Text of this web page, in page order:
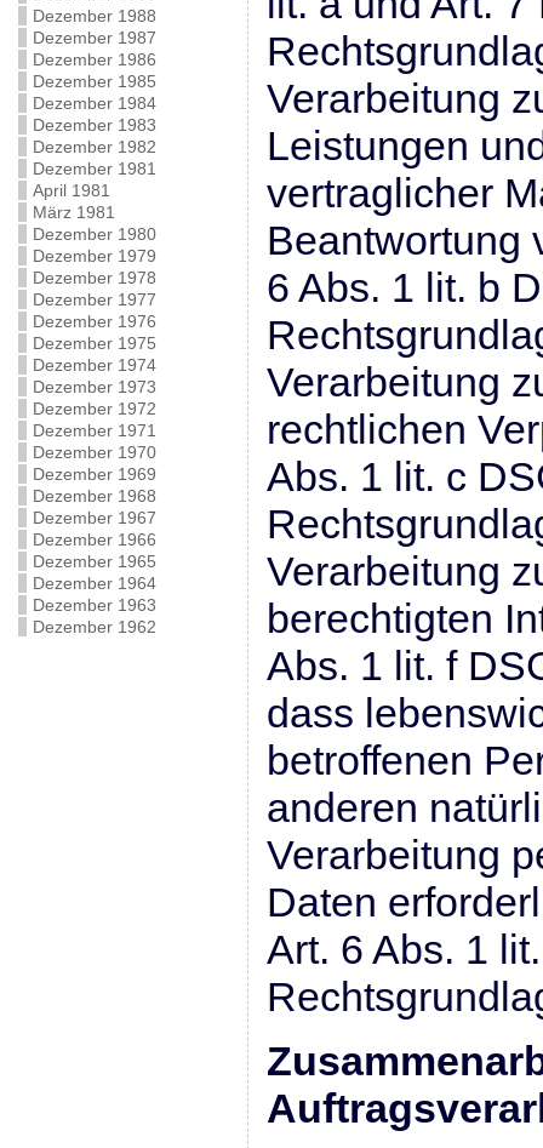
Dezember 1988
Dezember 1987
Dezember 1986
Dezember 1985
Dezember 1984
Dezember 1983
Dezember 1982
Dezember 1981
April 1981
März 1981
Dezember 1980
Dezember 1979
Dezember 1978
Dezember 1977
Dezember 1976
Dezember 1975
Dezember 1974
Dezember 1973
Dezember 1972
Dezember 1971
Dezember 1970
Dezember 1969
Dezember 1968
Dezember 1967
Dezember 1966
Dezember 1965
Dezember 1964
Dezember 1963
Dezember 1962
Verarbeitung
Leistungen
vertraglicher
Beantwortung
6 Abs. 1 lit. b
Verarbeitung
rechtlichen
Abs. 1 lit. c
Verarbeitung
berechtigten
Abs. 1 lit. f
dass
betroffenen
anderen
Verarbeitung
Daten
Art. 6 Abs. 1